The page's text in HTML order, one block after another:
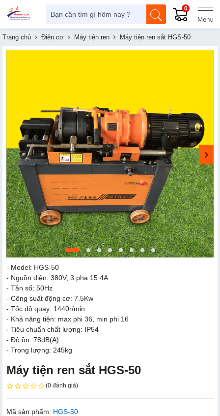
0
Trang chủ Điện cơ Máy tiện ren Máy tiện ren sắt HGS-50
- Model: HGS-50
- Nguồn điện: 380V, 3 pha 15.4A
- Tần số: 50Hz
- Công suất động cơ: 7.5Kw
- Tốc độ quay: 1440r/min
- Khả năng tiện: max phi 36, min phi 16
- Tiêu chuẩn chất lượng: IP54
- Độ ồn: 78dB(A)
- Trọng lượng: 245kg
Máy tiện ren sắt HGS-50
(0 đánh giá)
Mã sản phẩm: HGS-50